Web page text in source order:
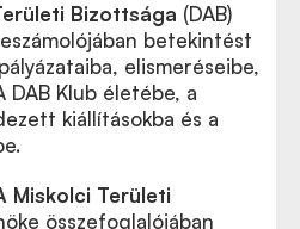
Bizottsága (DAB)
betekintést
elismeréseibe,
DAB Klub életébe, a
kiállításokba és a
Miskolci Területi
összefoglalójában